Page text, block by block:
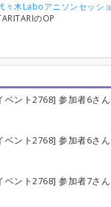
々木Laboアニソンセッシ
のOP
ント2768] 参加者6さん
ント2768] 参加者6さん
ント2768] 参加者7さ